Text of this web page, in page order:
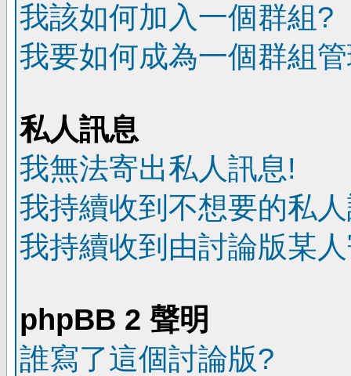
我該如何加入一個群組?
我要如何成為一個群組
私人訊息
我無法寄出私人訊息!
我持續收到不想要的私
我持續收到由討論版某
phpBB 2 聲明
誰寫了這個討論版?